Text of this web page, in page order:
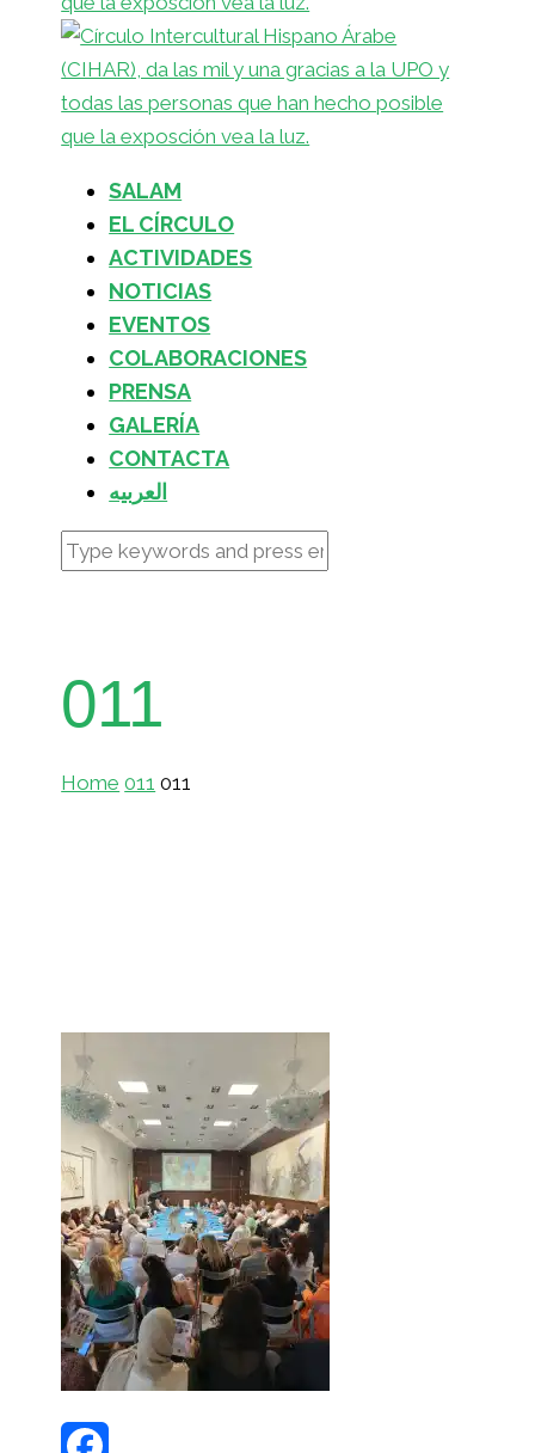
SALAM
EL CÍRCULO
ACTIVIDADES
NOTICIAS
EVENTOS
COLABORACIONES
PRENSA
GALERÍA
CONTACTA
العربيه
011
Home 011 011